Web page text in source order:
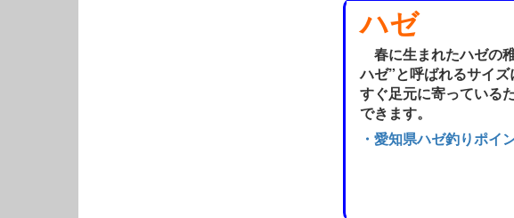
ハゼ
春に生まれたハゼの
ハゼ”と呼ばれるサイ
すぐ足元に寄っている
できます。
・愛知県ハゼ釣りポイ